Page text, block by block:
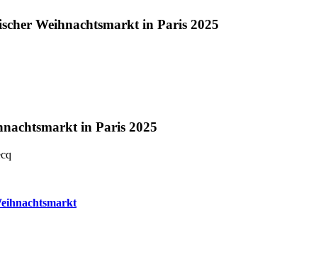
Weihnachtsmarkt in Paris 2025
in Paris 2025